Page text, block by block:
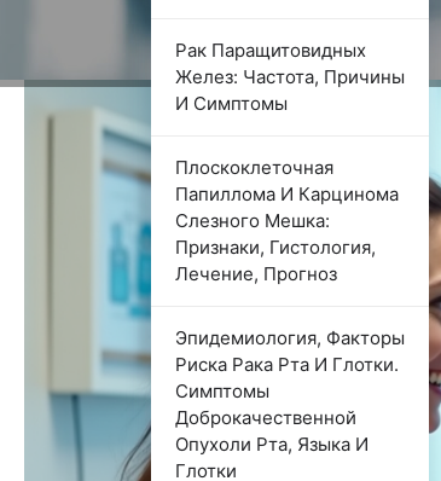
Рак Паращитовидных
Желез: Частота, Причины
И Симптомы
Плоскоклеточная
Папиллома И Карцинома
Слезного Мешка:
Признаки, Гистология,
Лечение, Прогноз
Эпидемиология, Факторы
Риска Рака Рта И Глотки.
Симптомы
Доброкачественной
Опухоли Рта, Языка И
Глотки